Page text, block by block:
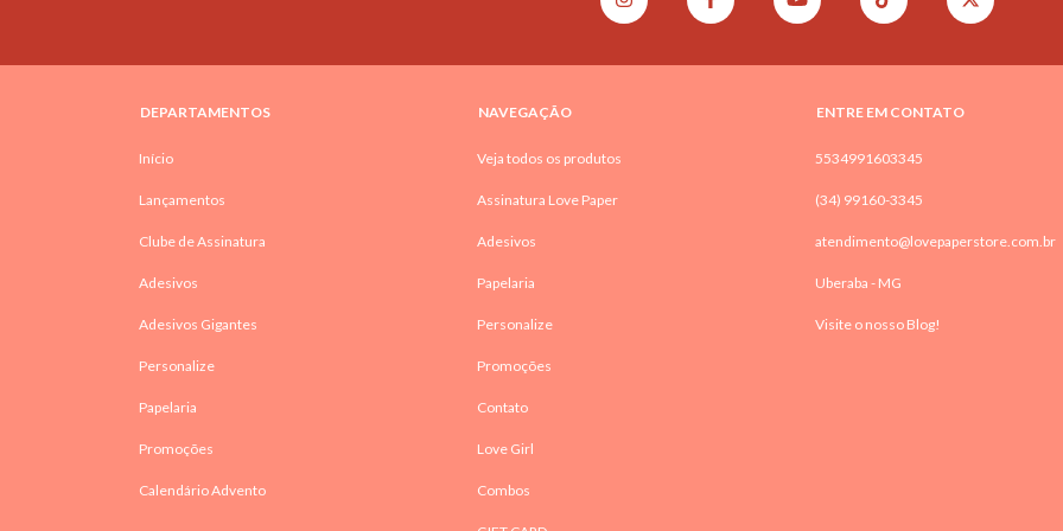
DEPARTAMENTOS
Início
Lançamentos
Clube de Assinatura
Adesivos
Adesivos Gigantes
Personalize
Papelaria
Promoções
Calendário Advento
NAVEGAÇÃO
Veja todos os produtos
Assinatura Love Paper
Adesivos
Papelaria
Personalize
Promoções
Contato
Love Girl
Combos
ENTRE EM CONTATO
5534991603345
(34) 99160-3345
atendimento@lovepaperstore.com.br
Uberaba - MG
Visite o nosso Blog!